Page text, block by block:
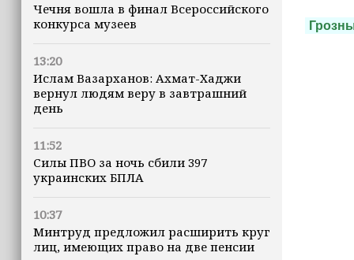
Чечня вошла в финал Всероссийского
конкурса музеев
13:20
Ислам Вазарханов: Ахмат-Хаджи
вернул людям веру в завтрашний
день
11:52
Силы ПВО за ночь сбили 397
украинских БПЛА
10:37
Минтруд предложил расширить круг
лиц, имеющих право на две пенсии